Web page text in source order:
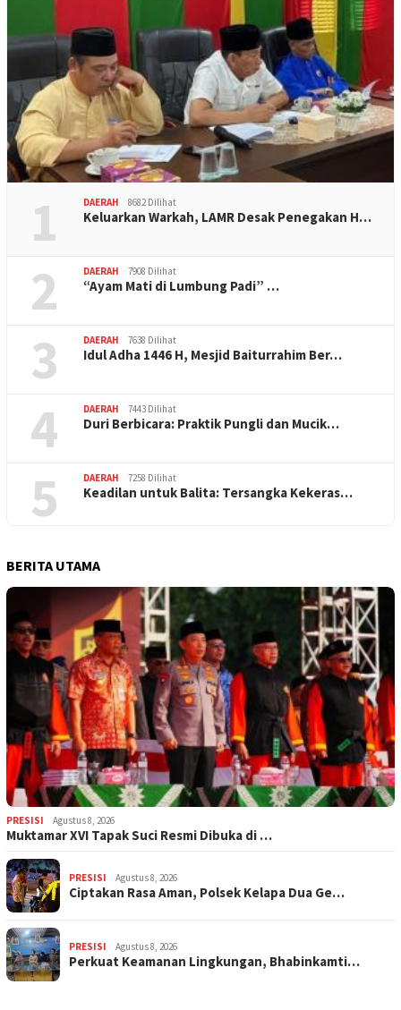
1 DAERAH 8682 Dilihat
Keluarkan Warkah, LAMR Desak Penegakan H…
2 DAERAH 7908 Dilihat
“Ayam Mati di Lumbung Padi” …
3 DAERAH 7638 Dilihat
Idul Adha 1446 H, Mesjid Baiturrahim Ber…
4 DAERAH 7443 Dilihat
Duri Berbicara: Praktik Pungli dan Mucik…
5 DAERAH 7258 Dilihat
Keadilan untuk Balita: Tersangka Kekeras…
BERITA UTAMA
PRESISI Agustus 8, 2026
Muktamar XVI Tapak Suci Resmi Dibuka di …
PRESISI Agustus 8, 2026
Ciptakan Rasa Aman, Polsek Kelapa Dua Ge…
PRESISI Agustus 8, 2026
Perkuat Keamanan Lingkungan, Bhabinkamti…